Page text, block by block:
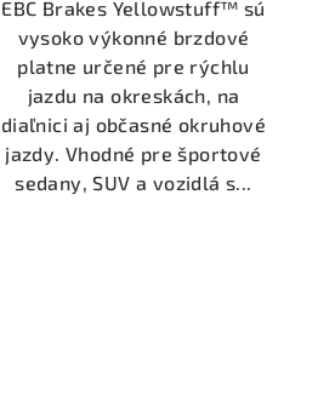
EBC Brakes Yellowstuff™ sú
vysoko výkonné brzdové
platne určené pre rýchlu
jazdu na okreskách, na
diaľnici aj občasné okruhové
jazdy. Vhodné pre športové
sedany, SUV a vozidlá s...